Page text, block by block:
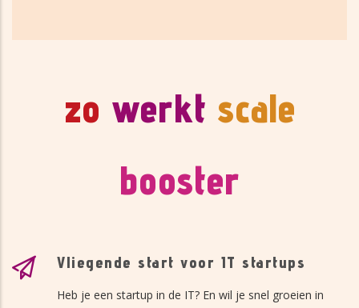
zo werkt scale
booster
Vliegende start voor IT startups
Heb je een startup in de IT? En wil je snel groeien in